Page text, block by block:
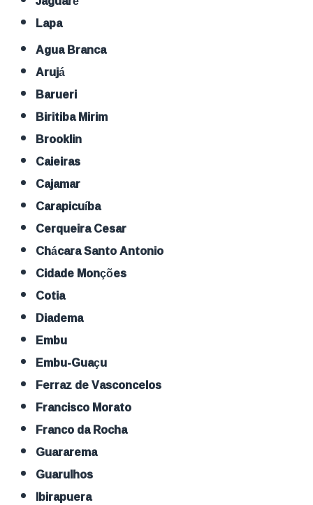
Lapa
Agua Branca
Arujá
Barueri
Biritiba Mirim
Brooklin
Caieiras
Cajamar
Carapicuíba
Cerqueira Cesar
Chácara Santo Antonio
Cidade Monções
Cotia
Diadema
Embu
Embu-Guaçu
Ferraz de Vasconcelos
Francisco Morato
Franco da Rocha
Guararema
Guarulhos
Ibirapuera